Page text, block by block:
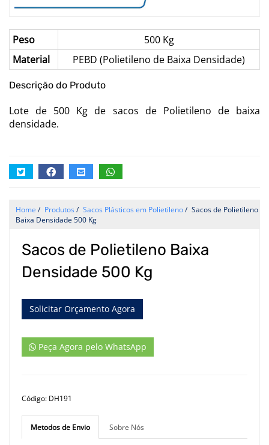
Peso
500 Kg
Material
PEBD (Polietileno de Baixa Densidade)
Descrição do Produto
Lote de 500 Kg de sacos de Polietileno de baixa
densidade.
Home / Produtos/ Sacos Plásticos em Polietileno/ Sacos de Polietileno
Baixa Densidade 500 Kg
Sacos de Polietileno Baixa
Densidade 500 Kg
Solicitar Orçamento Agora
Peça Agora pelo WhatsApp
Código: DH191
Metodos de Envio Sobre Nós